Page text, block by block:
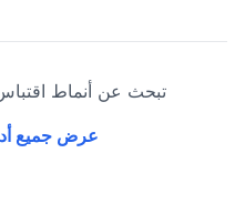
تبحث عن أنماط
عرض جميع